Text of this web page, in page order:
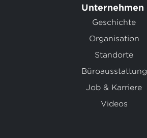
Unternehmen
Geschichte
Organisation
Standorte
Büroausstattung
Job & Karriere
Videos